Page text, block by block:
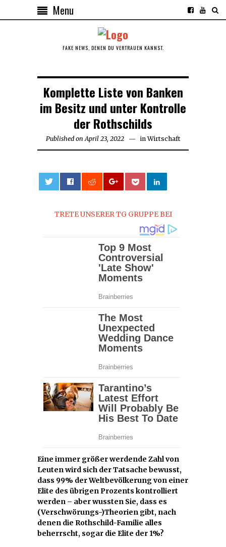
Menu
FAKE NEWS, DENEN DU VERTRAUEN KANNST.
Komplette Liste von Banken
im Besitz und unter Kontrolle
der Rothschilds
Published on April 23, 2022April in Wirtschaft
TRETE UNSERER TG GRUPPE BEI
Eine immer größer werdende Zahl von
Leuten wird sich der Tatsache bewusst,
dass 99% der Weltbevölkerung von einer
Elite des übrigen Prozents kontrolliert
werden – aber wussten Sie, dass es
(Verschwörungs-)Theorien gibt, nach
denen die Rothschild-Familie alles
beherrscht, sogar die Elite der 1%?